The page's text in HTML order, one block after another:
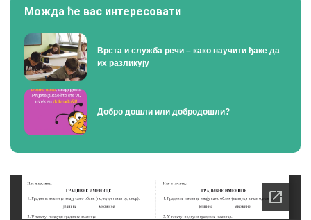
Можда ће вас интересовати
Врста и служба речи – како научити ђаке да
их разликују
Добро дошли или добродошли?